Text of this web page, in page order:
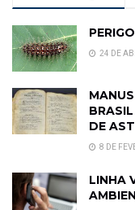
24 DE
DE
8 DE
LINHA